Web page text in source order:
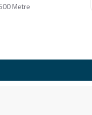
Metre